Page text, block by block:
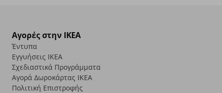
Αγορές στην IKEA
Έντυπα
Εγγυήσεις IKEA
Σχεδιαστικά Προγράμματα
Αγορά Δωρoκάρτας IKEA
Πολιτική Επιστροφής